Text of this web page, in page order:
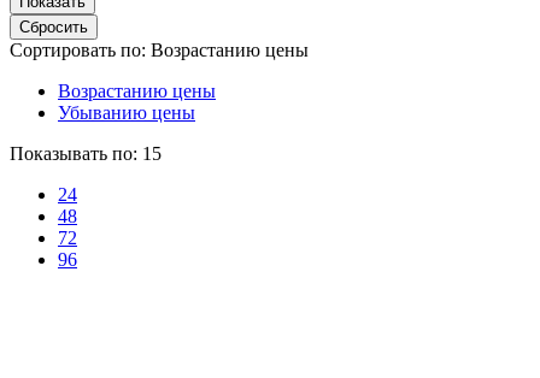
Сортировать по: Возрастанию цены
Возрастанию цены
Убыванию цены
Показывать по: 15
24
48
72
96